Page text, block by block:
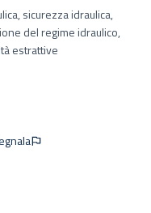
risultati per categoria:
sicurezza idraulica,
del regime idraulico,
estrattive